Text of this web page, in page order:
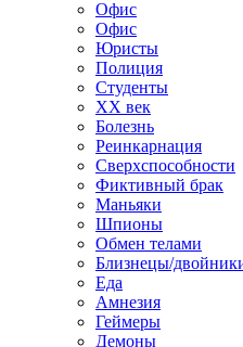
Офис
Офис
Юристы
Полиция
Студенты
ХХ век
Болезнь
Реинкарнация
Сверхспособности
Фиктивный брак
Маньяки
Шпионы
Обмен телами
Близнецы/
Еда
Амнезия
Геймеры
Демоны